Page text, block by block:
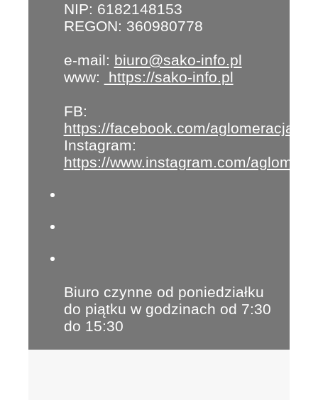
NIP: 6182148153
REGON: 360980778
e-mail: biuro@sako-info.pl
www:
https://sako-info.pl
FB:
https://facebook.com/aglomeracja
Instagram:
https://www.instagram.com/
Biuro czynne od poniedziałku
do piątku w godzinach od 7:30
do 15:30